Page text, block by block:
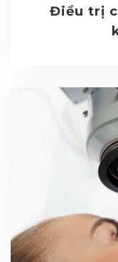
Điều trị